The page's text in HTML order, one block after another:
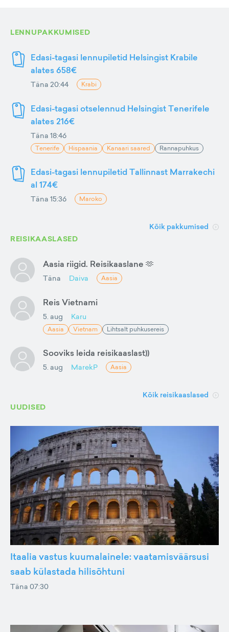
LENNUPAKKUMISED
Edasi-tagasi lennupiletid Helsingist Krabile
alates 658€
Täna 20:44 Krabi
Edasi-tagasi otselennud Helsingist Tenerifele
alates 216€
Täna 18:46
Tenerife Hispaania Kanaari saared Rannapuhkus
Edasi-tagasi lennupiletid Tallinnast Marrakechi
al 174€
Täna 15:36 Maroko
Kõik pakkumised
REISIKAASLASED
Aasia riigid. Reisikaaslane 🫶
Täna Daiva Aasia
Reis Vietnami
5. aug Karu
Aasia Vietnam Lihtsalt puhkusereis
Sooviks leida reisikaaslast))
5. aug MarekP Aasia
Kõik reisikaaslased
UUDISED
Itaalia vastus kuumalainele: vaatamisväärsusi
saab külastada hilisõhtuni
Täna 07:30